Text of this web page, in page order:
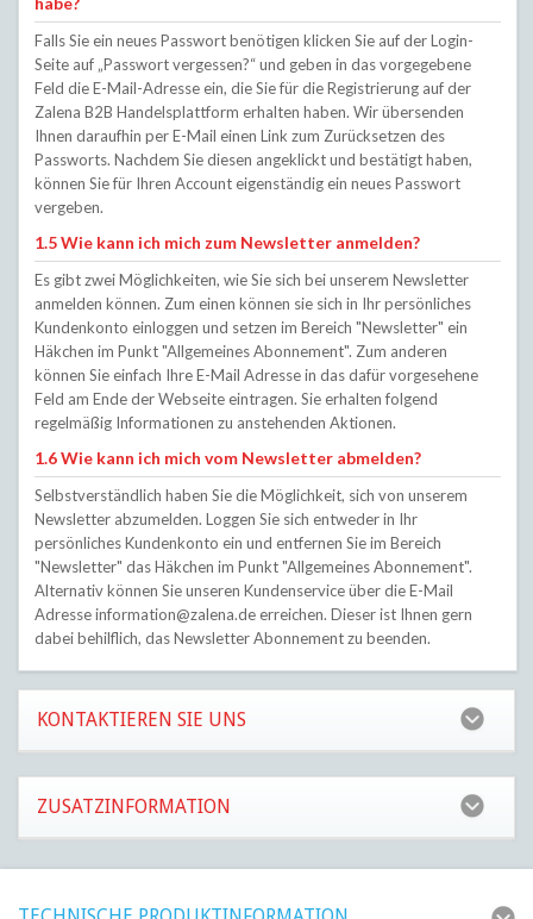
Falls Sie ein neues Passwort benötigen klicken Sie auf der Login-
Seite auf „Passwort vergessen?“ und geben in das vorgegebene
Feld die E-Mail-Adresse ein, die Sie für die Registrierung auf der
Zalena B2B Handelsplattform erhalten haben. Wir übersenden
Ihnen daraufhin per E-Mail einen Link zum Zurücksetzen des
Passworts. Nachdem Sie diesen angeklickt und bestätigt haben,
können Sie für Ihren Account eigenständig ein neues Passwort
vergeben.
1.5 Wie kann ich mich zum Newsletter anmelden?
Es gibt zwei Möglichkeiten, wie Sie sich bei unserem Newsletter
anmelden können. Zum einen können sie sich in Ihr persönliches
Kundenkonto einloggen und setzen im Bereich "Newsletter" ein
Häkchen im Punkt "Allgemeines Abonnement". Zum anderen
können Sie einfach Ihre E-Mail Adresse in das dafür vorgesehene
Feld am Ende der Webseite eintragen. Sie erhalten folgend
regelmäßig Informationen zu anstehenden Aktionen.
1.6 Wie kann ich mich vom Newsletter abmelden?
Selbstverständlich haben Sie die Möglichkeit, sich von unserem
Newsletter abzumelden. Loggen Sie sich entweder in Ihr
persönliches Kundenkonto ein und entfernen Sie im Bereich
"Newsletter" das Häkchen im Punkt "Allgemeines Abonnement".
Alternativ können Sie unseren Kundenservice über die E-Mail
Adresseinformation@zalena.deerreichen. Dieser ist Ihnen gern
dabei behilflich, das Newsletter Abonnement zu beenden.
KONTAKTIEREN SIE UNS
ZUSATZINFORMATION